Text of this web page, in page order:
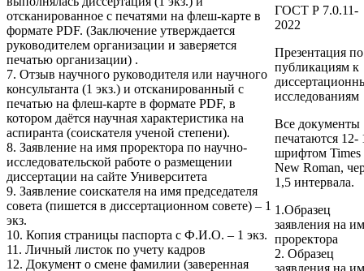
отсканированное с печатями на флеш-карте в
формате PDF. (Заключение утверждается
руководителем организации и заверяется
печатью организации) .
7. Отзыв научного руководителя или научного
консультанта (1 экз.) и отсканированный с
печатью на флеш-карте в формате PDF, в
котором даётся научная характеристика на
аспиранта (соискателя ученой степени).
8. Заявление на имя проректора по научно-
исследовательской работе о размещении
диссертации на сайте Университета
9. Заявление соискателя на имя председателя
совета (пишется в диссертационном совете) – 1
экз.
10. Копия страницы паспорта с Ф.И.О. – 1 экз.
11. Личный листок по учету кадров
12. Документ о смене фамилии (заверенная
ГОСТ Р 7.0.11-
2022
Презентация по
публикациям к
исследованиям
Все документы
печатаются 12-
шрифтом Times
New Roman,
1,5 интервала.
1 .Образец
заявления на
проректора
2. Образец
заявления на